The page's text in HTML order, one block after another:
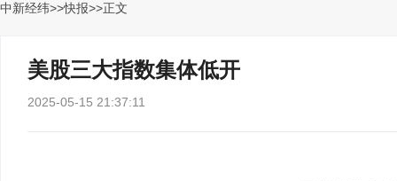
中新经纬>>快报>>正文
美股三大指数集体低开
2025-05-15 21:37:11